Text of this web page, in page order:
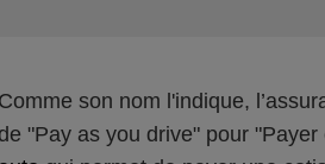
Comme son nom l'indique,
"Pay as you drive" pour